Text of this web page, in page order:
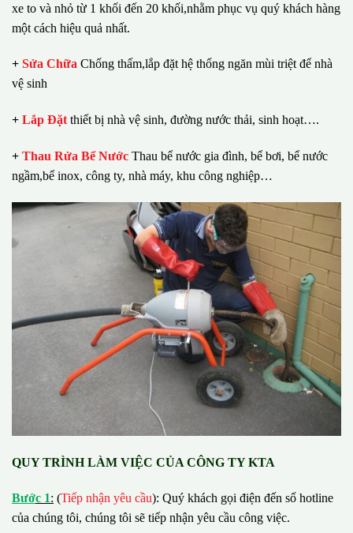
xe to và nhỏ từ 1 khối đến 20 khối,nhằm phục vụ quý khách hàng
một cách hiệu quả nhất.
+ Sửa Chữa Chống thấm,lắp đặt hệ thống ngăn mùi triệt để nhà
vệ sinh
+ Lắp Đặt thiết bị nhà vệ sinh, đường nước thải, sinh hoạt….
+ Thau Rửa Bể Nước Thau bể nước gia đình, bể bơi, bể nước
ngầm,bể inox, công ty, nhà máy, khu công nghiệp…
QUY TRÌNH LÀM VIỆC CỦA CÔNG TY KTA
Bước 1: (Tiếp nhận yêu cầu): Quý khách gọi điện đến số hotline
của chúng tôi, chúng tôi sẽ tiếp nhận yêu cầu công việc.